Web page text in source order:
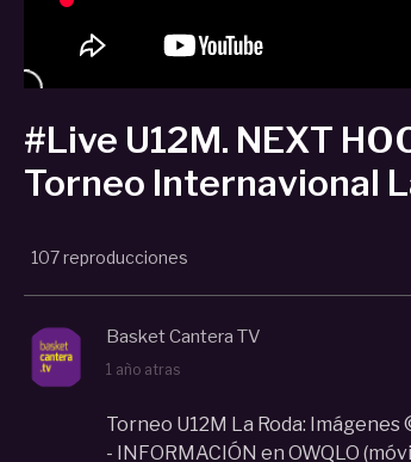
#Live U12M. NEXT
Torneo Internavional
107 reproducciones
Basket Cantera TV
1 año atras
Torneo U12M La Roda:
- INFORMACIÓN en OWQLO